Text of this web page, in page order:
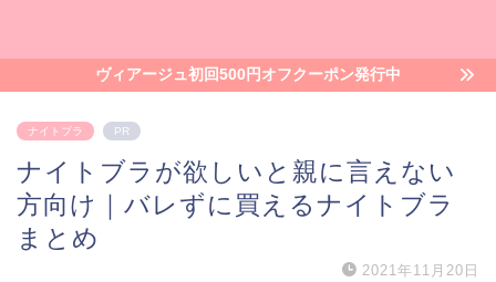
ヴィアージュ初回500円オフクーポン発行中
ナイトブラ PR
ナイトブラが欲しいと親に言えない
方向け｜バレずに買えるナイトブラ
まとめ
2021年11月20日